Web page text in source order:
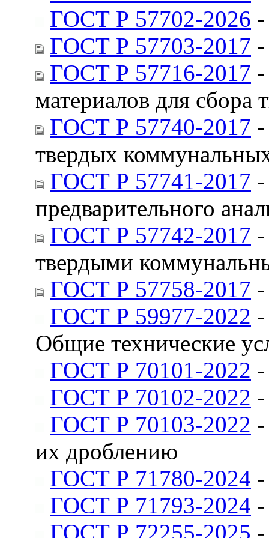
ГОСТ Р 57702-2026
ГОСТ Р 57703-2017
ГОСТ Р 57716-2017
материалов для сбора
ГОСТ Р 57740-2017
твердых
ГОСТ Р 57741-2017
предварительного
ГОСТ Р 57742-2017
твердыми
ГОСТ Р 57758-2017
ГОСТ Р 59977-2022
Общие технические
ГОСТ Р 70101-2022
ГОСТ Р 70102-2022
ГОСТ Р 70103-2022
их дроблению
ГОСТ Р 71780-2024
ГОСТ Р 71793-2024
ГОСТ Р 72255-2025